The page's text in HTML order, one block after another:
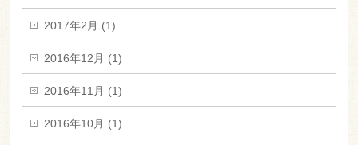
2017年2月 (1)
2016年12月 (1)
2016年11月 (1)
2016年10月 (1)